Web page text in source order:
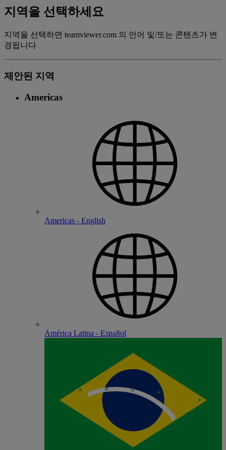
지역을 선택하세요
지역을 선택하면 teamviewer.com 의 언어 및/또는 콘텐츠가 변
경됩니다
제안된 지역
Americas
Americas - English
América Latina - Español